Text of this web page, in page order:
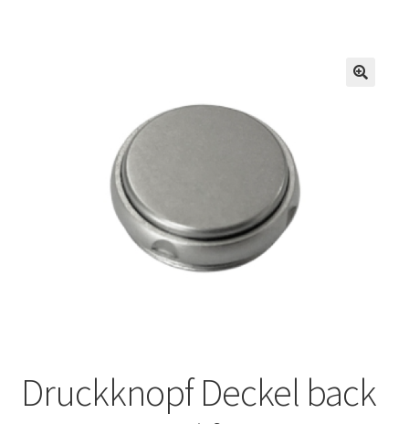
Reparaturservice
Wichtige Infos
Druckknopf Deckel back